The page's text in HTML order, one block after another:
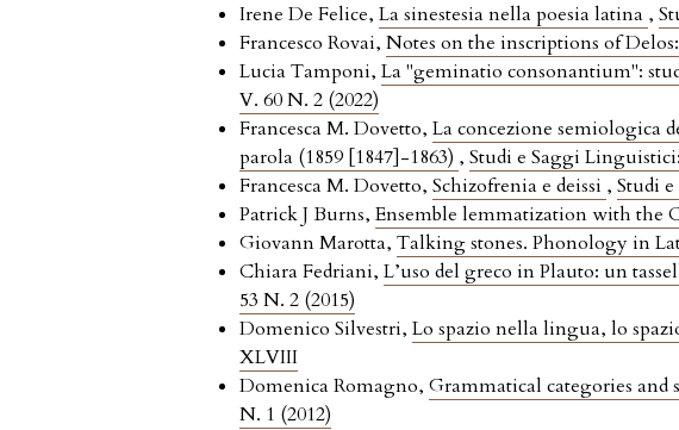
Irene De Felice,La sinestesia nella poesia latina ,
Francesco Rovai,Notes on the inscriptions of
Lucia Tamponi,La "geminatio consonantium":
V. 60 N. 2 (2022)
Francesca M. Dovetto,La concezione semiologica
parola (1859 [1847]-1863) ,Studi e Saggi
Francesca M. Dovetto,Schizofrenia e deissi ,Studi
Patrick J Burns,Ensemble lemmatization with the
Giovann Marotta,Talking stones. Phonology in
Chiara Fedriani,L’uso del greco in Plauto: un
53 N. 2 (2015)
Domenico Silvestri,Lo spazio nella lingua, lo
XLVIII
Domenica Romagno,Grammatical categories
N. 1 (2012)